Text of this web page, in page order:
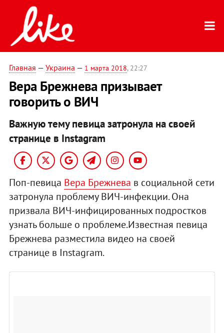
Главная — Украина — 1 марта 2018, 22:27
Вера Брежнева призывает
говорить о ВИЧ
Важную тему певица затронула на своей
странице в Instagram
Поп-певица Вера Брежнева в социальной сети
затронула проблему ВИЧ-инфекции. Она
призвала ВИЧ-инфицированных подростков
узнать больше о проблеме.Известная певица
Брежнева разместила видео на своей
странице в Instagram.